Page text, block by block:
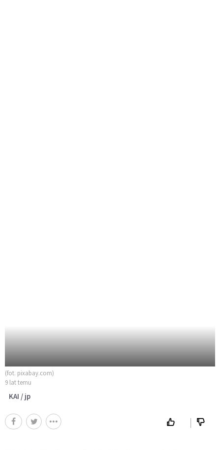
(fot. pixabay.com)
9 lat temu
KAI / jp